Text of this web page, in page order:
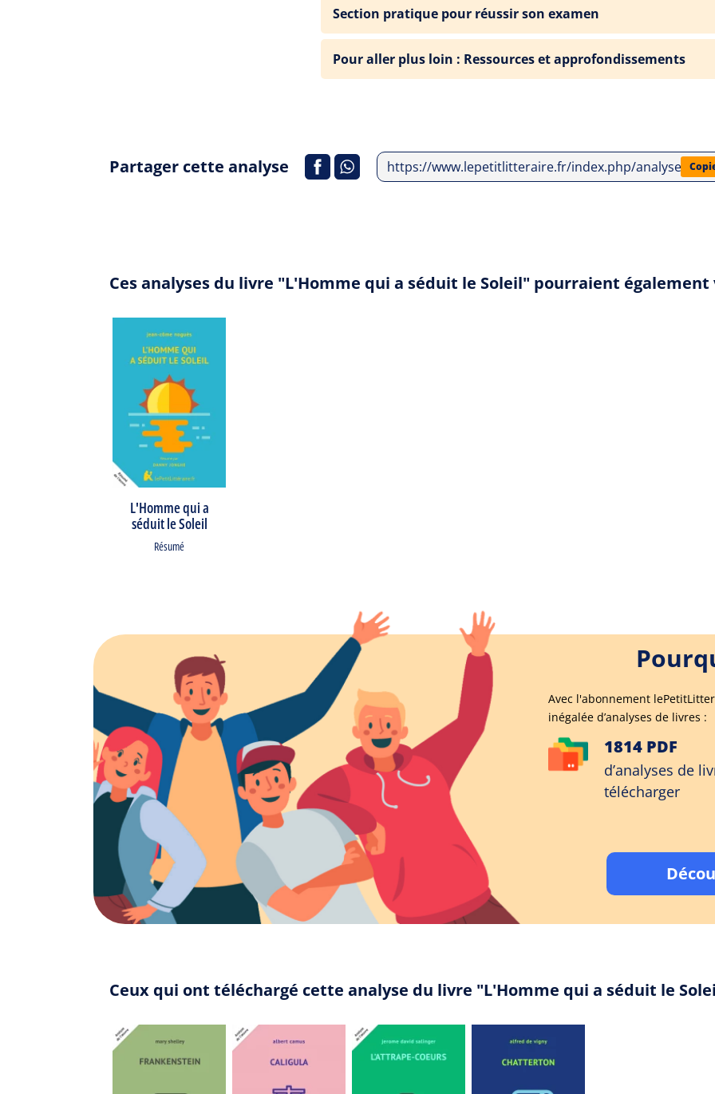
Section pratique pour réussir son examen
Pour aller plus loin : Ressources et approfondissements
Partager cette analyse https://www.lepetitlitteraire.fr/index.php/analyses-
Ces analyses du livre "L'Homme qui a séduit le Soleil" pourraient
L'Homme qui a
séduit le Soleil
Résumé
Avec l'abonnement
inégalée d’analyses de livres :
1814 PDF
d’analyses de
télécharger
Ceux qui ont téléchargé cette analyse du livre "L'Homme qui a séduit le